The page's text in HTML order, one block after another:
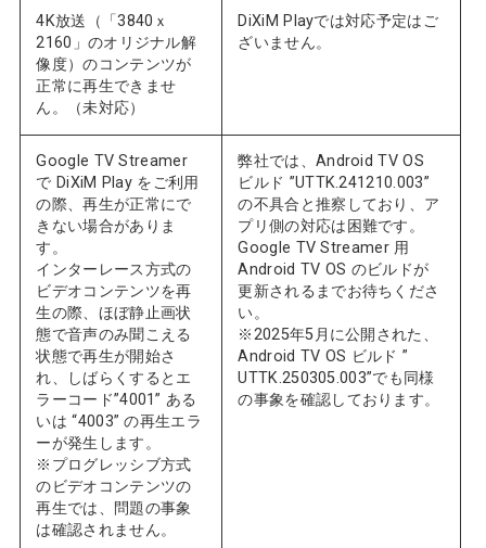
4K放送（「3840ｘ
2160」のオリジナル解
像度）のコンテンツが
正常に再生できませ
ん。（未対応）
DiXiM Playでは対応予定はご
ざいません。
Google TV Streamer
で DiXiM Play をご利用
の際、再生が正常にで
きない場合がありま
す。
インターレース方式の
ビデオコンテンツを再
生の際、ほぼ静止画状
態で音声のみ聞こえる
状態で再生が開始さ
れ、しばらくするとエ
ラーコード”4001” ある
いは “4003” の再生エラ
ーが発生します。
※プログレッシブ方式
のビデオコンテンツの
再生では、問題の事象
は確認されません。
弊社では、Android TV OS
ビルド ”UTTK.241210.003”
の不具合と推察しており、ア
プリ側の対応は困難です。
Google TV Streamer 用
Android TV OS のビルドが
更新されるまでお待ちくださ
い。
※2025年5月に公開された、
Android TV OS ビルド ”
UTTK.250305.003”でも同様
の事象を確認しております。